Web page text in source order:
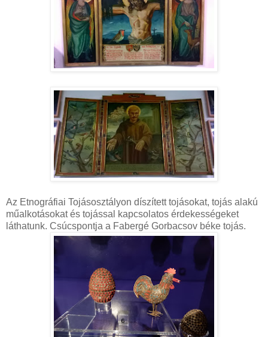
Az Etnográfiai Tojásosztályon díszített tojásokat, tojás alakú
műalkotásokat és tojással kapcsolatos érdekességeket
láthatunk. Csúcspontja a Fabergé Gorbacsov béke tojás.